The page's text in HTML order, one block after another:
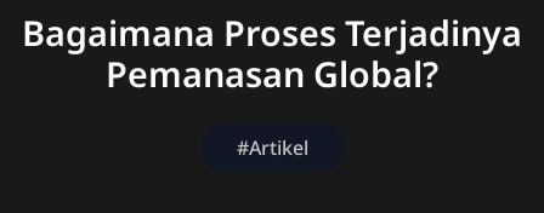
Bagaimana Proses Terjadinya
Pemanasan Global?
#Artikel